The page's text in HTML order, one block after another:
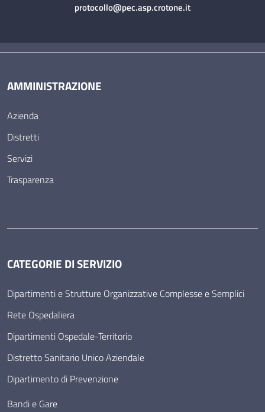
protocollo@pec.asp.crotone.it
AMMINISTRAZIONE
Azienda
Distretti
Servizi
Trasparenza
CATEGORIE DI SERVIZIO
Dipartimenti e Strutture Organizzative Complesse e Semplici
Rete Ospedaliera
Dipartimenti Ospedale-Territorio
Distretto Sanitario Unico Aziendale
Dipartimento di Prevenzione
Bandi e Gare